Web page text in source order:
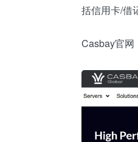
括信用卡/借
Casbay官网